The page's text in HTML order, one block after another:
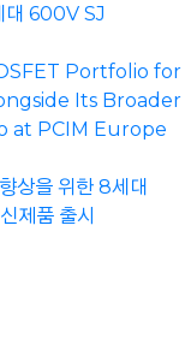
대 600V SJ
Portfolio for
Its Broader
at PCIM Europe
상을 위한 8세대
제품 출시